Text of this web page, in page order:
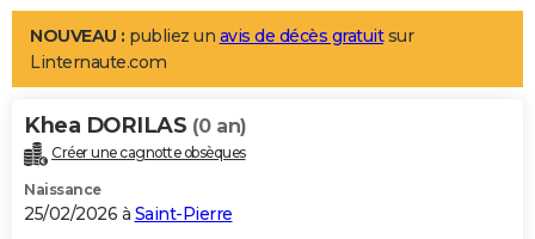
LIFESTYLE
Art de vivre
Bien-être
Loisirs
Mode
Modes de vie
Alimentation
Guide de la santé
Maladies
Médicaments
Sommeil
VOYAGE
Destinations
City break
Voyage nature
Voyage de noces
Forum
Climat
+PHOTO
GUIDES D'ACHAT
NOUVEAU : publiez un avis de décès gratuitsur
Linternaute.com
Khea DORILAS (0 an)
Créer une cagnotte obsèques
Naissance
25/02/2026 à Saint-Pierre